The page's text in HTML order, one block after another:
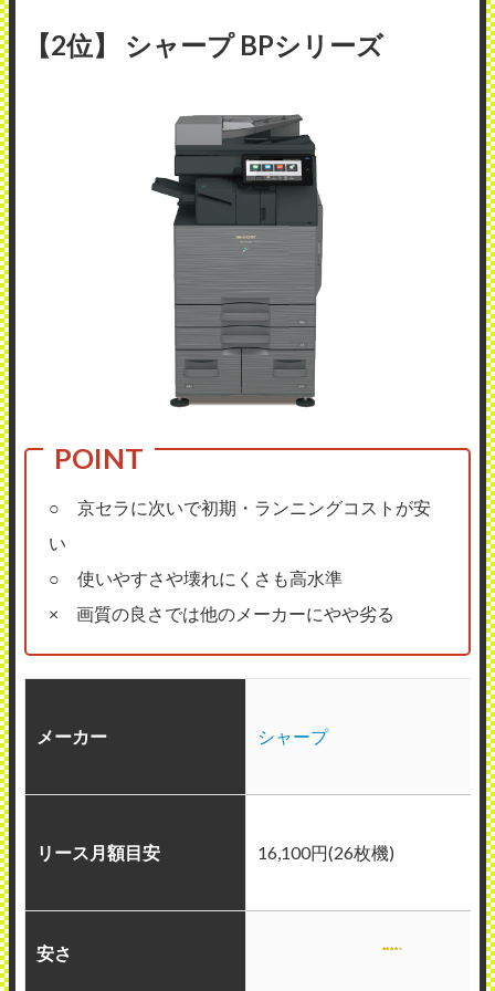
【2位】 シャープ BPシリーズ
○ 京セラに次いで初期・ランニングコストが安
い
○ 使いやすさや壊れにくさも高水準
× 画質の良さでは他のメーカーにやや劣る
メーカー シャープ
リース月額目安 16,100円(26枚機)
安さ